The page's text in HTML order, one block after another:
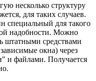
несколько структуру
для таких случаев.
специальный для такого
надобности. Можно
штатными средствами
окна) через
и файлами. Получается